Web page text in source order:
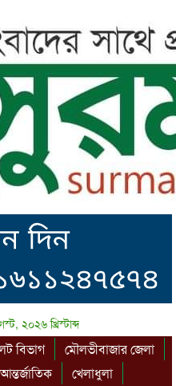
২০২৬ খ্রিস্টাব্দ
বিভাগ
মৌলভীবাজার জেলা
আন্তর্জাতিক
খেলাধুলা